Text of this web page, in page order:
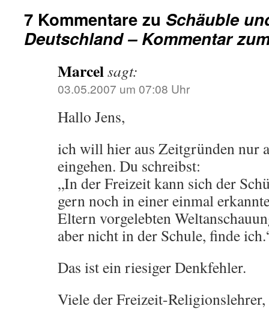
7 Kommentare zu Schäuble
Deutschland – Kommentar
Marcelsagt:
03.05.2007 um 07:08 Uhr
Hallo Jens,
ich will hier aus Zeitgründen nur
eingehen. Du schreibst:
„In der Freizeit kann sich der
gern noch in einer einmal
Eltern vorgelebten
aber nicht in der Schule, finde
Das ist ein riesiger Denkfehler.
Viele der Freizeit-